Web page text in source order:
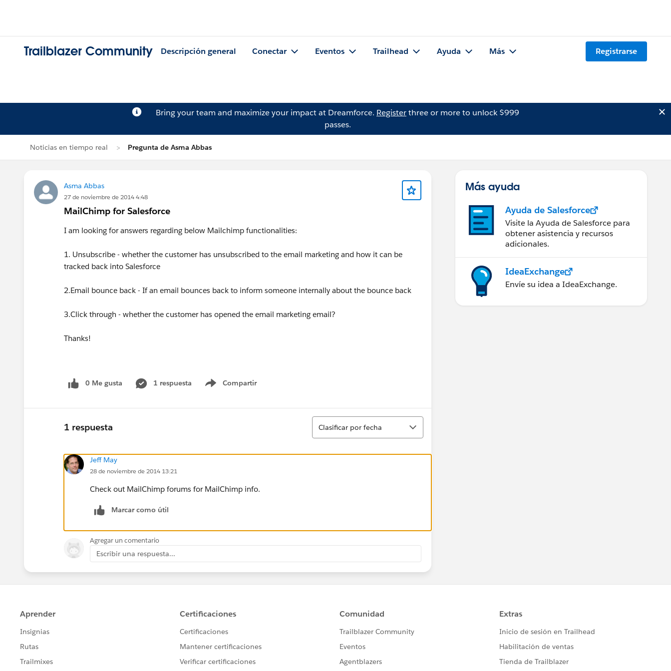
Trailblazer Community Descripción general Conectar Eventos Trailhead Ayuda Más Registrarse
Bring your team and maximize your impact at Dreamforce. Registerthree or more to unlock $999
passes.
Noticias en tiempo real Pregunta de Asma Abbas
Asma Abbas
27 de noviembre de 2014 4:48
MailChimp for Salesforce
I am looking for answers regarding below Mailchimp functionalities:
1. Unsubscribe - whether the customer has unsubscribed to the email marketing and how it can be
tracked back into Salesforce
2.Email bounce back - If an email bounces back to inform someone internally about the bounce back
3.Click through - whether the customer has opened the email marketing email?
Thanks!
0 Me gusta 1 respuesta Compartir
Show menu
1 respuesta
Ordenar
Clasificar por fecha
Jeff May
28 de noviembre de 2014 13:21
Check out MailChimp forums for MailChimp info.
Marcar como útil
Agregar un comentario
Escribir una respuesta...
Más ayuda
Ayuda de Salesforce
Visite la Ayuda de Salesforce para
obtener asistencia y recursos
adicionales.
IdeaExchange
Envíe su idea a IdeaExchange.